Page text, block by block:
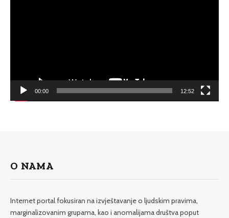
00:00 12:52
O NAMA
Internet portal fokusiran na izvještavanje o ljudskim pravima,
marginalizovanim grupama, kao i anomalijama društva poput